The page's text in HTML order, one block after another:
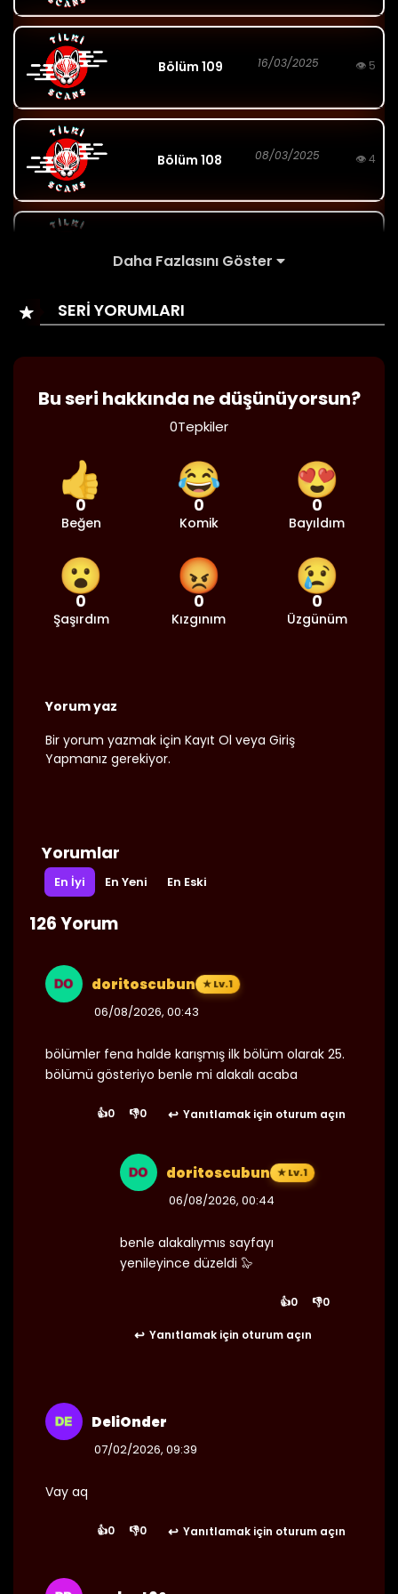
Bölüm 109 16/03/2025 👁 5
Bölüm 108 08/03/2025 👁 4
Bölüm 107
Bölüm 105
Bölüm 104 31/10/2024
Bölüm 103 16/10/2024
Bölüm 99
29/08/2024
Bölüm 97 25/08/2024
Bölüm 96
Bölüm 94
Daha Fazlasını Göster
SERİ YORUMLARI
Bu seri hakkında ne düşünüyorsun?
0Tepkiler
👍
0
Beğen
😂
0
Komik
😍
0
Bayıldım
😮
0
Şaşırdım
😡
0
Kızgınım
😢
0
Üzgünüm
Yorum yaz
Bir yorum yazmak için Kayıt Ol veya Giriş
Yapmanız gerekiyor.
Yorumlar
En İyi En Yeni En Eski
126 Yorum
doritoscubun ★ Lv.1
06/08/2026, 00:43
bölümler fena halde karışmış ilk bölüm olarak 25.
bölümü gösteriyo benle mi alakalı acaba
👍0 👎0 Yanıtlamak için oturum açın
doritoscubun ★ Lv.1
06/08/2026, 00:44
benle alakalıymıs sayfayı
yenileyince düzeldi 🦭
👍0 👎0
Yanıtlamak için oturum açın
DeliOnder
07/02/2026, 09:39
Vay aq
👍0 👎0 Yanıtlamak için oturum açın